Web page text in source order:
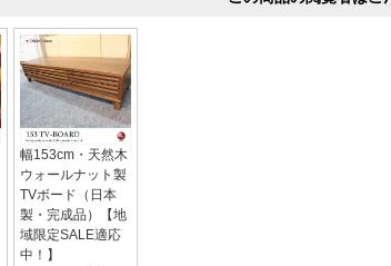
幅153cm・天然木
ウォールナット製
TVボード（日本
製・完成品）【地
域限定SALE適応
中！】